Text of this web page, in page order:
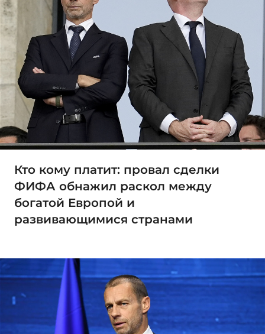
Кто кому платит: провал сделки
ФИФА обнажил раскол между
богатой Европой и
развивающимися странами